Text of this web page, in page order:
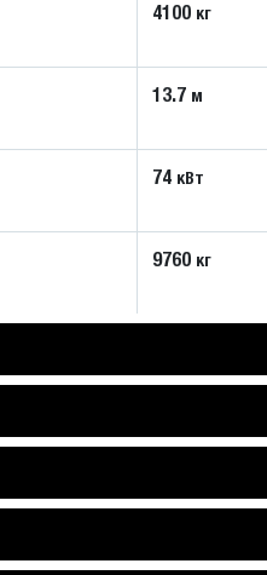
4100 кг
13.7 м
74 кВт
9760 кг